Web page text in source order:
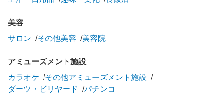
美容
サロン
その他美容 美容院
アミューズメント施設
カラオケ
その他アミューズメント施設
ダーツ・ビリヤード
パチンコ